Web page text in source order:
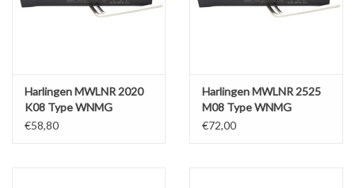
Harlingen MWLNR 2020
K08 Type WNMG
€58,80
Harlingen MWLNR 2525
M08 Type WNMG
€72,00